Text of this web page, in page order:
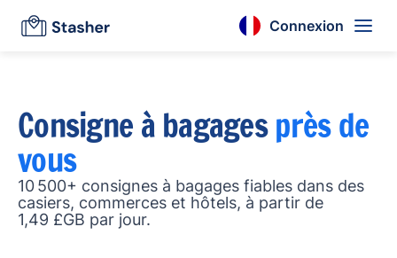
Connexion
Consigne à bagagesprès de
vous
10 500+ consignes à bagages fiables dans des
casiers, commerces et hôtels, à partir de
1,49 £GB par jour.